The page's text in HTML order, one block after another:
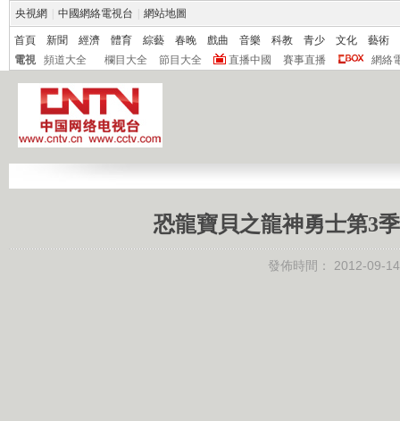
央視網 中國網絡電視台 網站地圖
首頁 新聞 經濟 體育 綜藝 春晚 戲曲 音樂 科教 青少 文化
藝術
電視
頻道大全 欄目大全 節目大全 直播中國 賽事直播 網絡
恐龍寶貝之龍神勇士第3
發佈時間： 2012-09-